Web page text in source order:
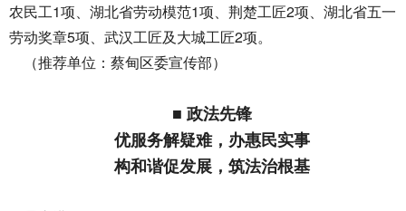
农民工1项、湖北省劳动模范1项、荆楚工匠2项、湖北省五一
劳动奖章5项、武汉工匠及大城工匠2项。
（推荐单位：蔡甸区委宣传部）
■ 政法先锋
优服务解疑难，办惠民实事
构和谐促发展，筑法治根基